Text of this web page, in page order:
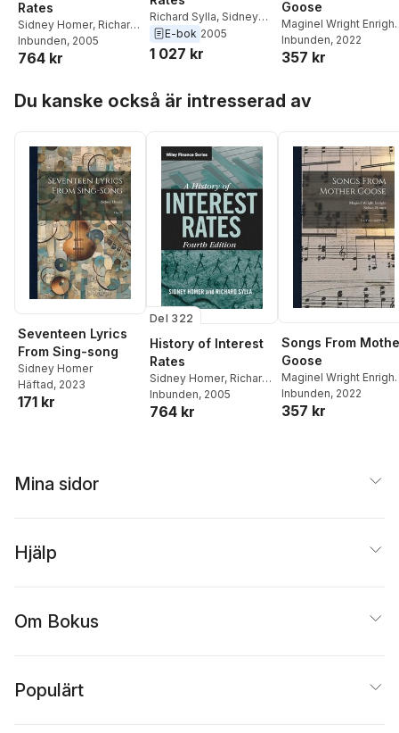
Rates
Sidney Homer, Richard
Sylla
Inbunden, 2005
764 kr
Richard Sylla, Sidney
Homer
E-bok 2005
1 027 kr
Goose
Maginel Wright Enright
Sidney Homer
Inbunden, 2022
357 kr
Du kanske också är intresserad av
Seventeen Lyrics
From Sing-song
Sidney Homer
Häftad, 2023
171 kr
Del 322
History of Interest
Rates
Sidney Homer, Richard
Sylla
Inbunden, 2005
764 kr
Songs From
Goose
Maginel Wright Enright
Sidney Homer
Inbunden, 2022
357 kr
Mina sidor
Hjälp
Om Bokus
Populärt